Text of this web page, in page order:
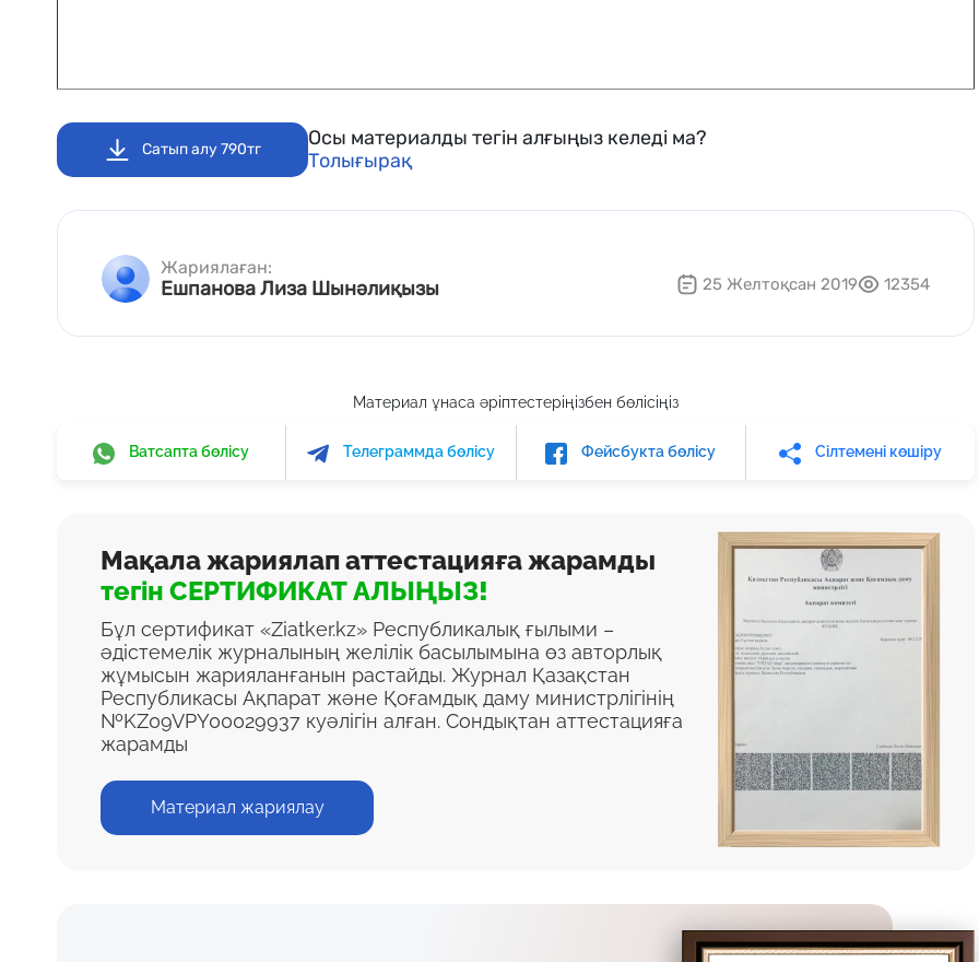
Сатып алу 790тг
Осы материалды тегін алғыңыз келеді ма?
Толығырақ
Жариялаған:
Ешпанова Лиза Шынәлиқызы 25 Желтоқсан 2019 12354
Материал ұнаса әріптестеріңізбен бөлісіңіз
Ватсапта бөлісу Телеграммда бөлісу Фейсбукта бөлісу Сілтемені көшіру
Мақала жариялап аттестацияға жарамды
тегін СЕРТИФИКАТ АЛЫҢЫЗ!
Бұл сертификат «Ziatker.kz» Республикалық ғылыми –
әдістемелік журналының желілік басылымына өз авторлық
жұмысын жарияланғанын растайды. Журнал Қазақстан
Республикасы Ақпарат және Қоғамдық даму министрлігінің
№KZ09VPY00029937 куәлігін алған. Сондықтан аттестацияға
жарамды
Материал жариялау